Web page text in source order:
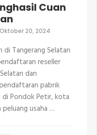
Cuan
Oktober 20, 2024
di Tangerang Selatan
reseller
dan
pabrik
Pondok Petir, kota
peluang usaha …